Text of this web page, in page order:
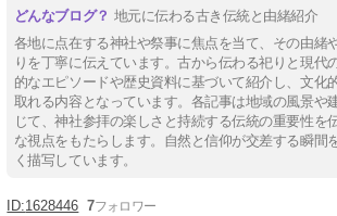
地元に伝わる古き伝統と由緒紹介
各地に点在する神社や祭事に焦点を当て、その由緒
りを丁寧に伝えています。古から伝わる祀りと現代
的なエピソードや歴史資料に基づいて紹介し、文化
取れる内容となっています。各記事は地域の風景や
じて、神社参拝の楽しさと持続する伝統の重要性を
な視点をもたらします。自然と信仰が交差する瞬間
く描写しています。
1628446 7